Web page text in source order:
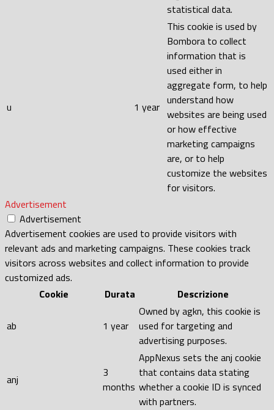
statistical data.
u 1 year
This cookie is used by
Bombora to collect
information that is
used either in
aggregate form, to help
understand how
websites are being used
or how effective
marketing campaigns
are, or to help
customize the websites
for visitors.
Advertisement
Advertisement
Advertisement cookies are used to provide visitors with
relevant ads and marketing campaigns. These cookies track
visitors across websites and collect information to provide
customized ads.
Cookie
Durata Descrizione
ab 1 year
Owned by agkn, this cookie is
used for targeting and
advertising purposes.
anj
3
months
AppNexus sets the anj cookie
that contains data stating
whether a cookie ID is synced
with partners.